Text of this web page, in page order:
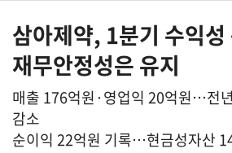
삼아제약, 1분기 수익
재무안정성은 유지
매출 176억원·영업익 20억원…전
감소
순이익 22억원 기록…현금성자산